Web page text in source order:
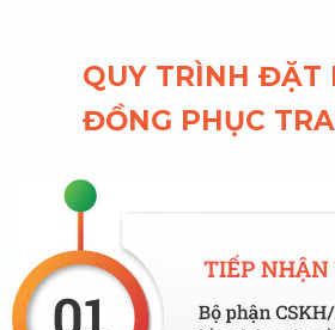
QUY TRÌNH ĐẶT
ĐỒNG PHỤC